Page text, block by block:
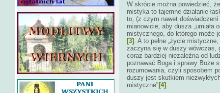
W skrócie można powiedzieć,
mistyka to tajemne działanie
to, (z czym nawet
mianowicie, aby dusza „umiała
mistycznego, do którego może
[3] . A to pełne „życie
zaczyna się w duszy wówczas,
coraz bardziej niezależna od
poznawać Boga i sprawy Boże
rozumowania, czyli sposobem
duszy jest skutkiem
mistyczne" [4] .